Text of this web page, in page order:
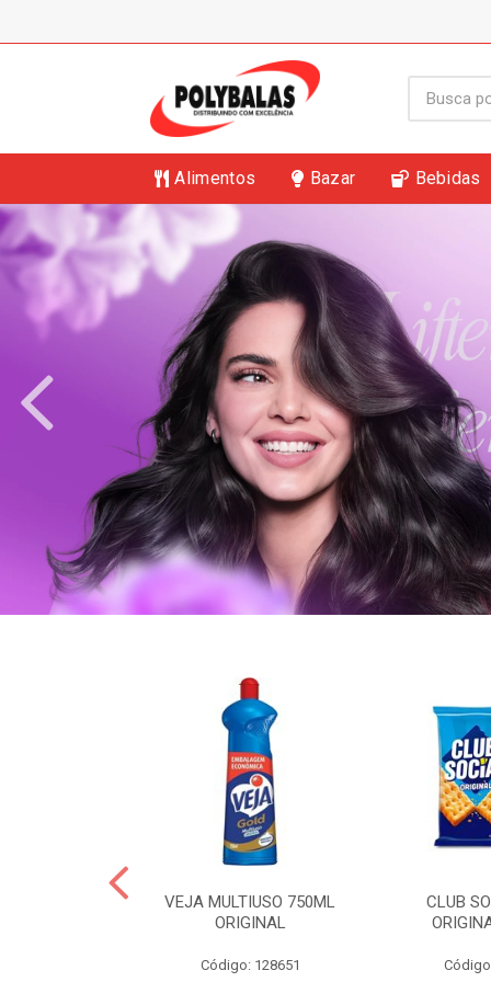
Alimentos Bazar Bebidas
VEJA MULTIUSO 750ML
ORIGINAL
Código: 128651
CLUB